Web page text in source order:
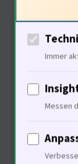
Immer
Messen